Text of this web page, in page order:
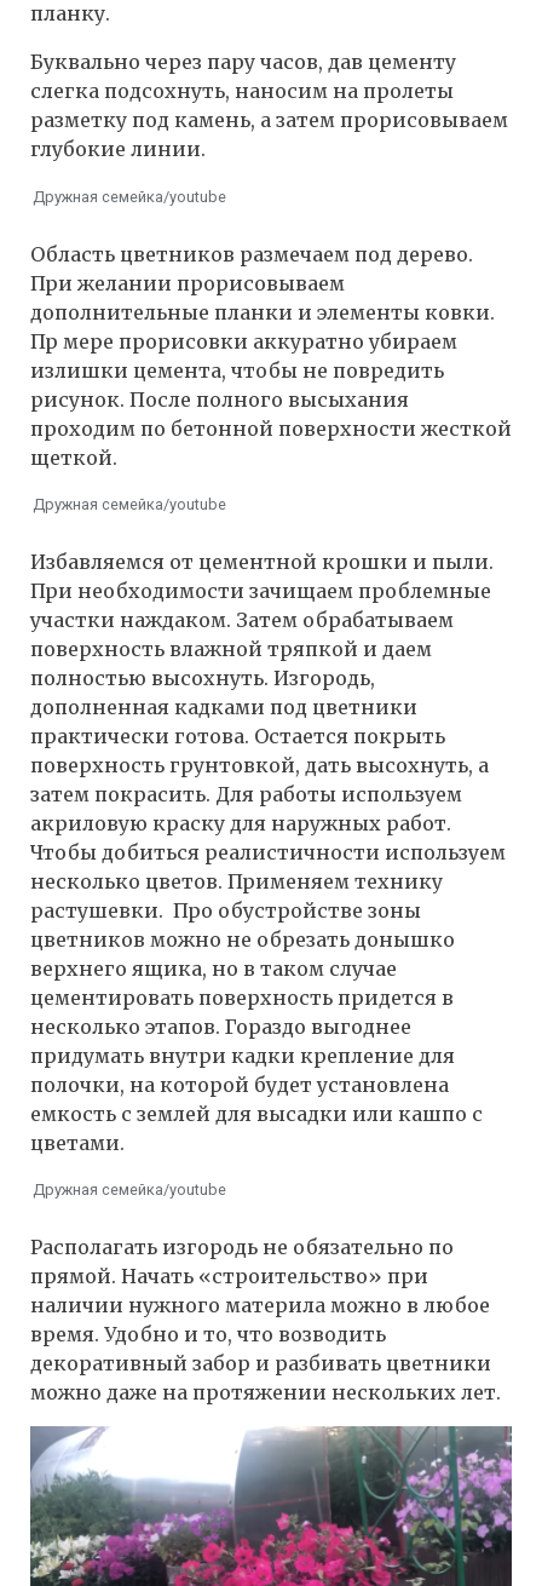
планку.
Буквально через пару часов, дав цементу
слегка подсохнуть, наносим на пролеты
разметку под камень, а затем прорисовываем
глубокие линии.
Дружная семейка/youtube
Область цветников размечаем под дерево.
При желании прорисовываем
дополнительные планки и элементы ковки.
Пр мере прорисовки аккуратно убираем
излишки цемента, чтобы не повредить
рисунок. После полного высыхания
проходим по бетонной поверхности жесткой
щеткой.
Дружная семейка/youtube
Избавляемся от цементной крошки и пыли.
При необходимости зачищаем проблемные
участки наждаком. Затем обрабатываем
поверхность влажной тряпкой и даем
полностью высохнуть. Изгородь,
дополненная кадками под цветники
практически готова. Остается покрыть
поверхность грунтовкой, дать высохнуть, а
затем покрасить. Для работы используем
акриловую краску для наружных работ.
Чтобы добиться реалистичности используем
несколько цветов. Применяем технику
растушевки. Про обустройстве зоны
цветников можно не обрезать донышко
верхнего ящика, но в таком случае
цементировать поверхность придется в
несколько этапов. Гораздо выгоднее
придумать внутри кадки крепление для
полочки, на которой будет установлена
емкость с землей для высадки или кашпо с
цветами.
Дружная семейка/youtube
Располагать изгородь не обязательно по
прямой. Начать «строительство» при
наличии нужного материла можно в любое
время. Удобно и то, что возводить
декоративный забор и разбивать цветники
можно даже на протяжении нескольких лет.